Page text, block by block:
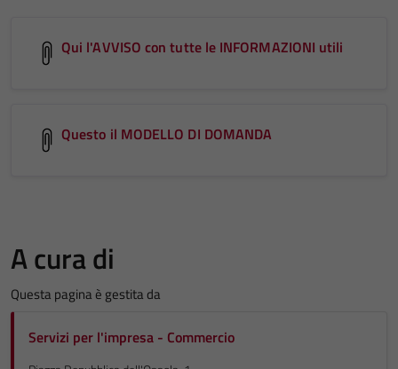
Qui l'AVVISO con tutte le INFORMAZIONI utili
Questo il MODELLO DI DOMANDA
A cura di
Questa pagina è gestita da
Servizi per l'impresa - Commercio